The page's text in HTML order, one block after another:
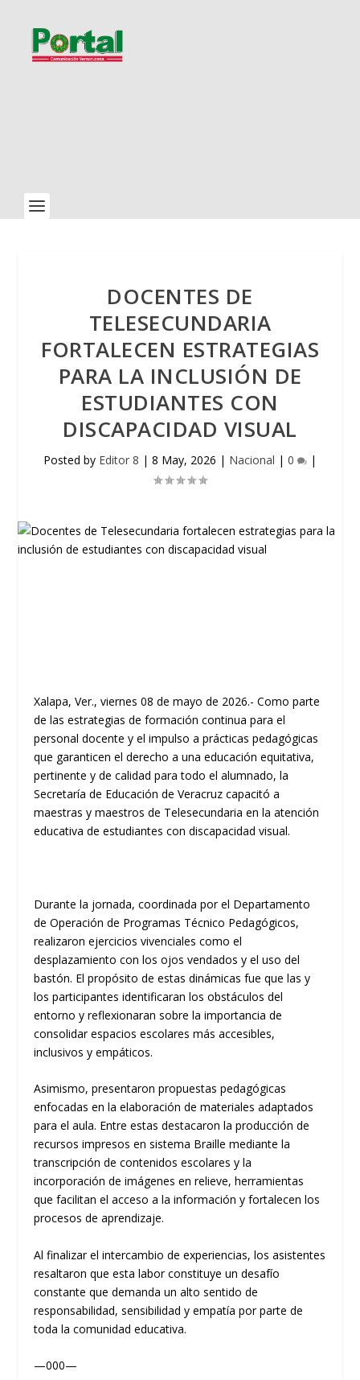
DOCENTES DE
TELESECUNDARIA
FORTALECEN ESTRATEGIAS
PARA LA INCLUSIÓN DE
ESTUDIANTES CON
DISCAPACIDAD VISUAL
Posted by Editor 8 | 8 May, 2026 | Nacional | 0 |
Xalapa, Ver., viernes 08 de mayo de 2026.- Como parte
de las estrategias de formación continua para el
personal docente y el impulso a prácticas pedagógicas
que garanticen el derecho a una educación equitativa,
pertinente y de calidad para todo el alumnado, la
Secretaría de Educación de Veracruz capacitó a
maestras y maestros de Telesecundaria en la atención
educativa de estudiantes con discapacidad visual.
Durante la jornada, coordinada por el Departamento
de Operación de Programas Técnico Pedagógicos,
realizaron ejercicios vivenciales como el
desplazamiento con los ojos vendados y el uso del
bastón. El propósito de estas dinámicas fue que las y
los participantes identificaran los obstáculos del
entorno y reflexionaran sobre la importancia de
consolidar espacios escolares más accesibles,
inclusivos y empáticos.
Asimismo, presentaron propuestas pedagógicas
enfocadas en la elaboración de materiales adaptados
para el aula. Entre estas destacaron la producción de
recursos impresos en sistema Braille mediante la
transcripción de contenidos escolares y la
incorporación de imágenes en relieve, herramientas
que facilitan el acceso a la información y fortalecen los
procesos de aprendizaje.
Al finalizar el intercambio de experiencias, los asistentes
resaltaron que esta labor constituye un desafío
constante que demanda un alto sentido de
responsabilidad, sensibilidad y empatía por parte de
toda la comunidad educativa.
—000—